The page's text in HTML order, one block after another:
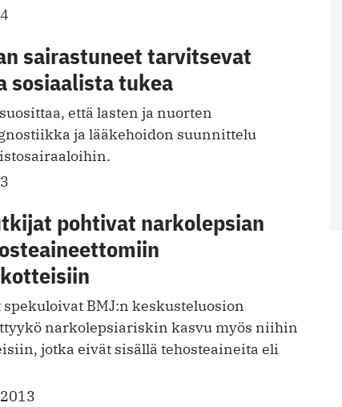
sairastuneet tarvitsevat
sosiaalista tukea
että lasten ja nuorten
ja lääkehoidon suunnittelu
pohtivat narkolepsian
BMJ:n keskusteluosion
narkolepsiariskin kasvu myös niihin
jotka eivät sisällä tehosteaineita eli